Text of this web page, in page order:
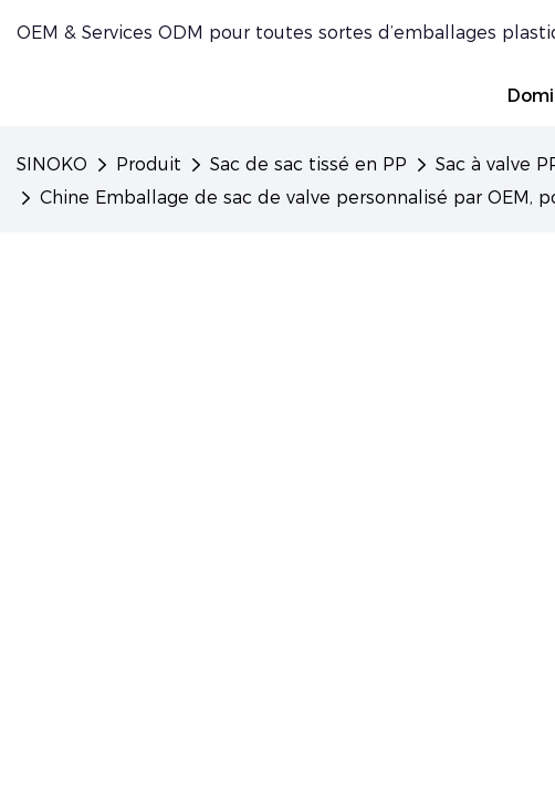
OEM & Services ODM pour toutes sortes d’emballages
SINOKO Produit Sac de sac tissé en PP
Sac à valve
Chine Emballage de sac de valve personnalisé par OEM,